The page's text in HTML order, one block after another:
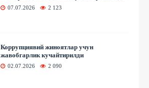
07.07.2026 2 123
Коррупциявий жиноятлар учун
жавобгарлик кучайтирилди
02.07.2026 2 090